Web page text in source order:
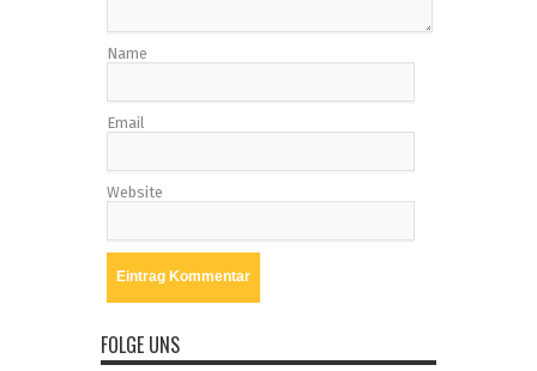
Name
Email
Website
FOLGE UNS